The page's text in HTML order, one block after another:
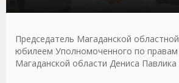
Председатель Магаданской
юбилеем Уполномоченного по правам
Магаданской области Дениса Павлика